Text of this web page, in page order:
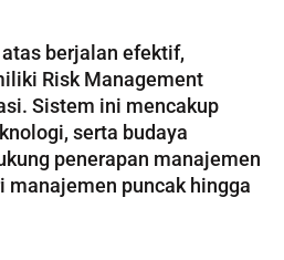
berjalan efektif,
Risk Management
Sistem ini mencakup
serta budaya
penerapan manajemen
manajemen puncak hingga